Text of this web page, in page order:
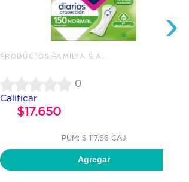
PRODUCTOS FAMILIA S.A.
0
Calificar
$17.650
PUM: $ 117.66 CAJ
Agregar
›